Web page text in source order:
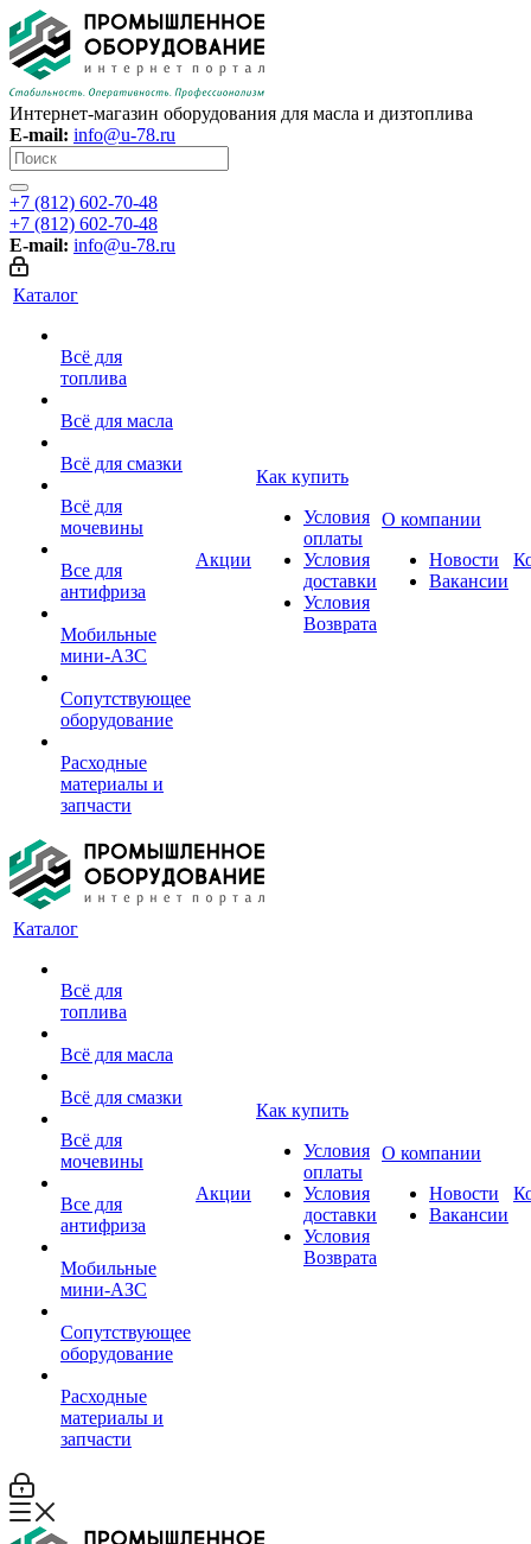
Интернет-магазин оборудования для масла и дизтоплива
E-mail: info@u-78.ru
+7 (812) 602-70-48
+7 (812) 602-70-48
E-mail: info@u-78.ru
Каталог
Всё для
топлива
Всё для масла
Всё для смазки
Всё для
мочевины
Все для
антифриза
Мобильные
мини-АЗС
Сопутствующее
оборудование
Расходные
материалы и
запчасти
Акции
Как купить
Условия
оплаты
Условия
доставки
Условия
Возврата
О компании
Новости
Вакансии
Каталог
Всё для
топлива
Всё для масла
Всё для смазки
Всё для
мочевины
Все для
антифриза
Мобильные
мини-АЗС
Сопутствующее
оборудование
Расходные
материалы и
запчасти
Акции
Как купить
Условия
оплаты
Условия
доставки
Условия
Возврата
О компании
Новости
Вакансии